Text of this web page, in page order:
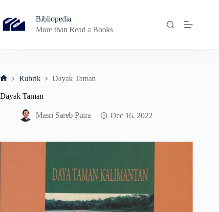
content
Bibliopedia
More than Read a Books
Rubrik Dayak Taman
Dayak Taman
Masri Sareb Putra Dec 16, 2022